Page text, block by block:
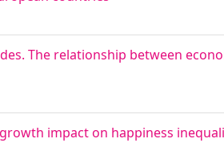
The relationship between
impact on happiness